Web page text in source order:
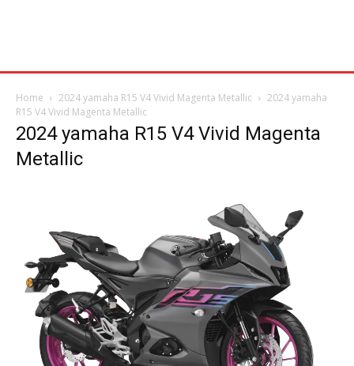
Home 2024 yamaha R15 V4 Vivid Magenta Metallic
2024 yamaha
R15 V4 Vivid Magenta Metallic
2024 yamaha R15 V4 Vivid Magenta
Metallic